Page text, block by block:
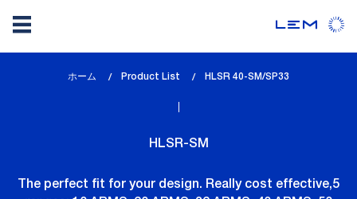
ホーム Product List
lem_current_page
HLSR 40-SM/SP33
HLSR-SM
The perfect fit for your design. Really cost effective,5